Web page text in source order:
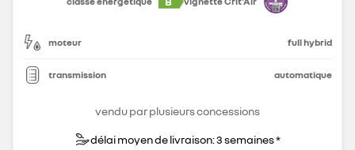
moteur full hybrid
transmission automatique
vendu par plusieurs concessions
délai moyen de livraison: 3 semaines *